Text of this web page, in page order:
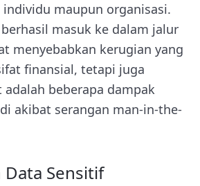
maupun organisasi.
masuk ke dalam jalur
menyebabkan kerugian yang
finansial, tetapi juga
beberapa dampak
akibat serangan man-in-the-
Data Sensitif